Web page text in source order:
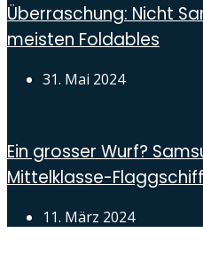
Überraschung: Nicht
meisten Foldables
31. Mai 2024
Ein grosser Wurf?
Mittelklasse-
11. März 2024